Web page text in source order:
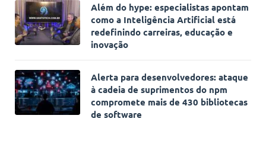
Além do hype: especialistas apontam
como a Inteligência Artificial está
redefinindo carreiras, educação e
inovação
Alerta para desenvolvedores: ataque
à cadeia de suprimentos do npm
compromete mais de 430 bibliotecas
de software